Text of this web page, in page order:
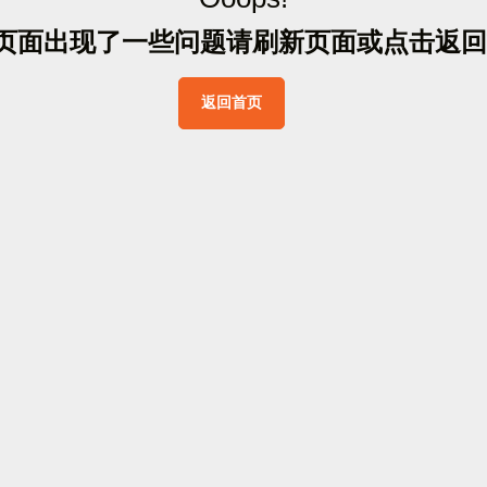
面出现了一些问题请刷新页面或点击返 回
返回首页